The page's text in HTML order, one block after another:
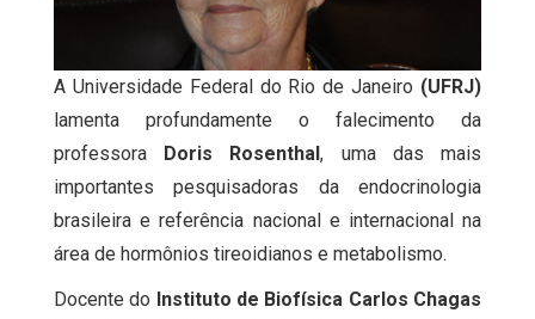
A Universidade Federal do Rio de Janeiro (UFRJ)
lamenta profundamente o falecimento da
professora Doris Rosenthal, uma das mais
importantes pesquisadoras da endocrinologia
brasileira e referência nacional e internacional na
área de hormônios tireoidianos e metabolismo.
Docente do Instituto de Biofísica Carlos Chagas